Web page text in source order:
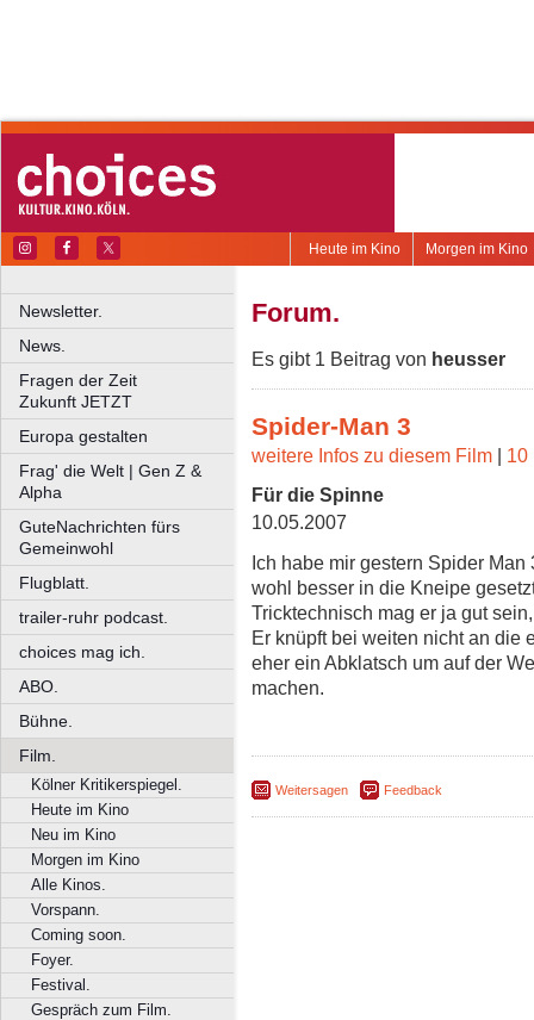
Morgen im Kino
Heute im Kino
Newsletter.
News.
Fragen der Zeit
Zukunft JETZT
Europa gestalten
Frag' die Welt | Gen Z &
Alpha
GuteNachrichten fürs
Gemeinwohl
Flugblatt.
trailer-ruhr podcast.
choices mag ich.
ABO.
Bühne.
Film.
Kölner Kritikerspiegel.
Heute im Kino
Neu im Kino
Morgen im Kino
Alle Kinos.
Vorspann.
Coming soon.
Foyer.
Festival.
Gespräch zum Film.
Forum.
Es gibt 1 Beitrag von heusser
Spider-Man 3
weitere Infos zu diesem Film | 10
Für die Spinne
10.05.2007
Ich habe mir gestern Spider
wohl besser in die Kneipe
Tricktechnisch mag er ja gut
Er knüpft bei weiten nicht an die
eher ein Abklatsch um auf der
machen.
Weitersagen Feedback